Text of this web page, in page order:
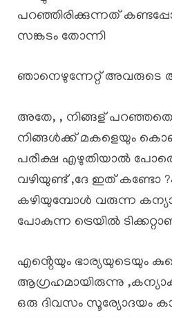
പറഞ്ഞിരിക്കുന്നത്
സങ്കടം തോന്നി
ഞാനെഴുന്നേറ്റ് അവരുടെ
അതേ, , നിങ്ങള്
നിങ്ങൾക്ക് മകളെയും
പരീക്ഷ എഴുതിയാൽ
വഴിയുണ്ട് ,ദേ ഇത് കണ്ടോ
കഴിയുമ്പോൾ വരുന്ന
പോകുന്ന ട്രെയിൽ
എൻ്റെയും ഭാര്യയുടെയും
ആഗ്രഹമായിരുന്നു
ഒരു ദിവസം സൂര്യോദയം